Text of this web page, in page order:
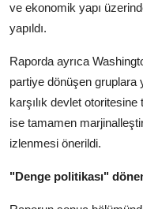
ve ekonomik yapı
yapıldı.
Raporda ayrıca
partiye dönüşen gruplara
karşılık devlet otoritesine
ise tamamen
izlenmesi önerildi.
"Denge politikası"